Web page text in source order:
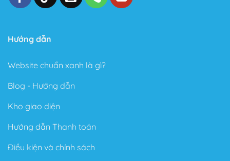
Hướng dẫn
Website chuẩn xanh là gì?
Blog - Hướng dẫn
Kho giao diện
Hướng dẫn Thanh toán
Điều kiện và chính sách